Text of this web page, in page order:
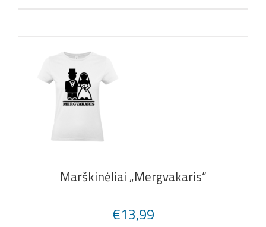
Marškinėliai „Mergvakaris“
€13,99